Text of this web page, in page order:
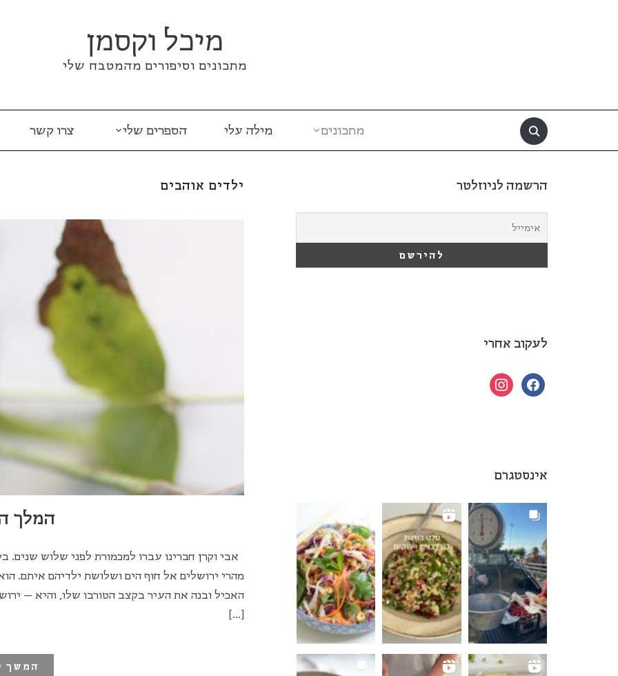
מיכל וקסמן
מתכונים וסיפורים מהמטבח שלי
מתכונים מילה עלי הספרים שלי צרו קשר
ילדים אוהבים
המלך
אבי וקרן חברינו עברו למכמורת לפני שלוש
מהרי ירושלים אל חוף הים ושלושת ילדיהם איתם.
האכיל ובנה את העיר בקצב הטורבו שלו, והיא –
[…]
המשך
הרשמה לניוזלטר
לעקוב אחרי
facebook
instagram
אינסטגרם